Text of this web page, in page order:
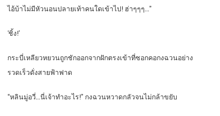
ไอ้บ้าไม่มีหัวนอนปลายเท้าคนใดเข้าไป! ฮ่าๆๆๆ…”
‘ชิ้ง!’
กระบี่เหลียวหยวนถูกชักออกจากฝักตรงเข้าที่ซอกคอกงฉวนอย่าง
รวดเร็วดั่งสายฟ้าฟาด
“หลินมู่อวี่…นี่เจ้าทำอะไร!” กงฉวนหวาดกลัวจนไม่กล้าขยับ